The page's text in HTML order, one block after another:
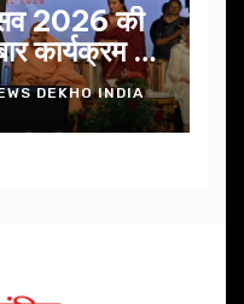
2026 की
कार्यक्रम में
DEKHO INDIA